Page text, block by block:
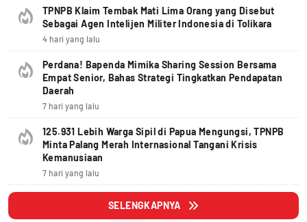
TPNPB Klaim Tembak Mati Lima Orang yang Disebut
Sebagai Agen Intelijen Militer Indonesia di Tolikara
4 hari yang lalu
Perdana! Bapenda Mimika Sharing Session Bersama
Empat Senior, Bahas Strategi Tingkatkan Pendapatan
Daerah
7 hari yang lalu
125.931 Lebih Warga Sipil di Papua Mengungsi, TPNPB
Minta Palang Merah Internasional Tangani Krisis
Kemanusiaan
7 hari yang lalu
SELENGKAPNYA